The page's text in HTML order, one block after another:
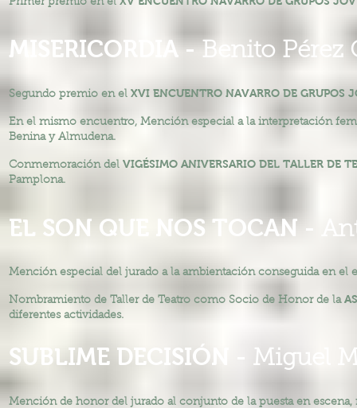
Primer premio en el
MISERICORDIA -Benito Pérez
Segundo premio en el XVI ENCUENTRO NAVARRO DE GRUPOS
En el mismo encuentro, Mención especial a la interpretación
Benina y Almudena.
Conmemoración del VIGÉSIMO ANIVERSARIO DEL TALLER DE
Pamplona.
EL SON QUE NOS TOCAN -
Mención especial del jurado a la ambientación conseguida en el
Nombramiento de Taller de Teatro como Socio de Honor de la
diferentes actividades.
SUBLIME DECISIÓN - Miguel
Mención de honor del jurado al conjunto de la puesta en escena,